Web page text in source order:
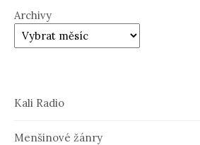
Archivy
Kali Radio
Menšinové žánry